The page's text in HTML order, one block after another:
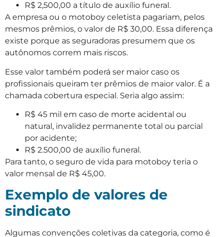
R$ 2,500,00 a título de auxílio funeral.
​A empresa ou o motoboy celetista pagariam, pelos
mesmos prêmios, o valor de R$ 30,00. Essa diferença
existe porque as seguradoras presumem que os
autônomos correm mais riscos.
Esse valor também poderá ser maior caso os
profissionais queiram ter prêmios de maior valor. É a
chamada cobertura especial. Seria algo assim:
R$ 45 mil em caso de morte acidental ou
natural, invalidez permanente total ou parcial
por acidente;
R$ 2.500,00 de auxílio funeral.
​Para tanto, o seguro de vida para motoboy teria o
valor mensal de R$ 45,00.
Exemplo de valores de
sindicato
Algumas convenções coletivas da categoria, como é